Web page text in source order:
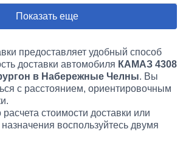
Показать еще
предоставляет удобный способ
доставки автомобиля КАМАЗ 4308
в Набережные Челны. Вы
с расстоянием, ориентировочным
стоимости доставки или
воспользуйтесь двумя